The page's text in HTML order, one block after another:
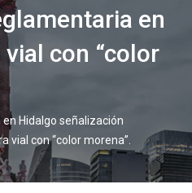
en
con “color
en Hidalgo señalización
con “color morena”.